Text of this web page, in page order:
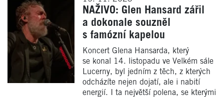
NAŽIVO: Glen Hansard zářil
a dokonale souzněl
s famózní kapelou
Koncert Glena Hansarda, který
se konal 14. listopadu ve Velkém sále
Lucerny, byl jedním z těch, z kterých
odcházíte nejen dojatí, ale i nabití
energií. I ta největší polena, se kterými